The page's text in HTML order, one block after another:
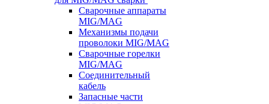
Сварочные аппараты
MIG/MAG
Механизмы подачи
проволоки MIG/MAG
Сварочные горелки
MIG/MAG
Соединительный
кабель
Запасные части